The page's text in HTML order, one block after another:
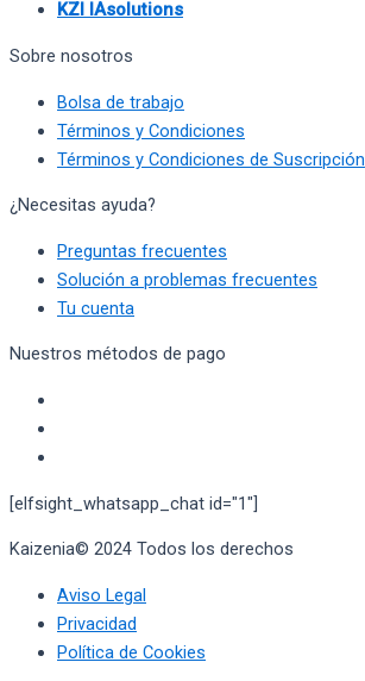
KZI IAsolutions
Sobre nosotros
Bolsa de trabajo
Términos y Condiciones
Términos y Condiciones de Suscripción
¿Necesitas ayuda?
Preguntas frecuentes
Solución a problemas frecuentes
Tu cuenta
Nuestros métodos de pago
[elfsight_whatsapp_chat id="1"]
Kaizenia© 2024 Todos los derechos
Aviso Legal
Privacidad
Política de Cookies